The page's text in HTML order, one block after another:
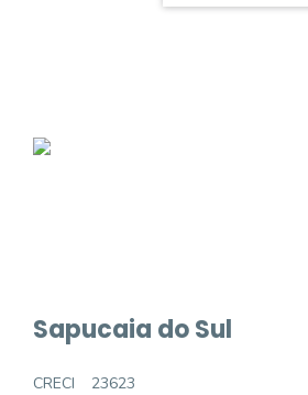
Sapucaia do Sul
CRECI
23623